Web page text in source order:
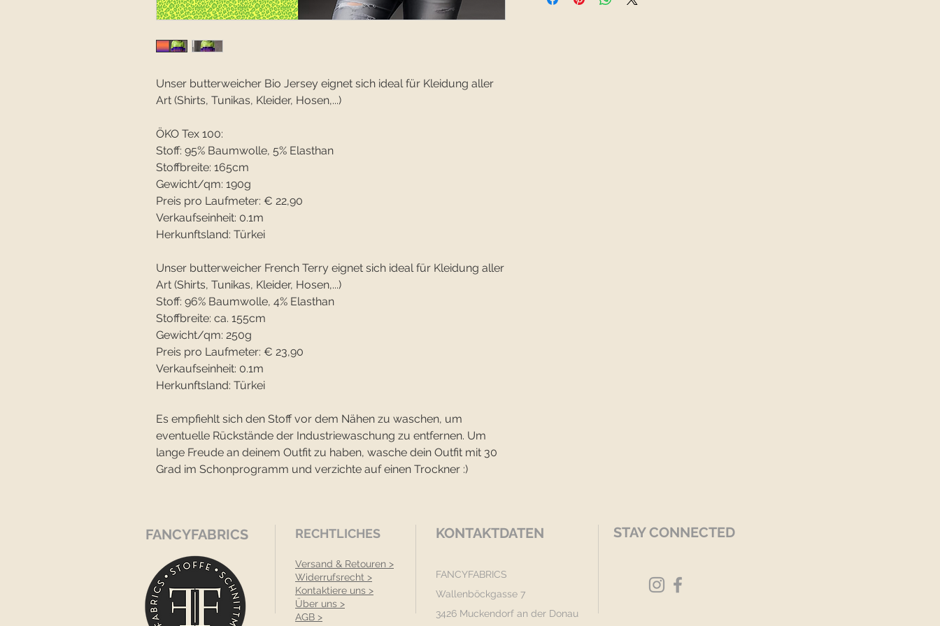
Unser butterweicher Bio Jersey eignet sich ideal für Kleidung aller
Art (Shirts, Tunikas, Kleider, Hosen,...)
ÖKO Tex 100:
Stoff: 95% Baumwolle, 5% Elasthan
Stoffbreite: 165cm
Gewicht/qm: 190g
Preis pro Laufmeter: € 22,90
Verkaufseinheit: 0.1m
Herkunftsland: Türkei
Unser butterweicher French Terry eignet sich ideal für Kleidung aller
Art (Shirts, Tunikas, Kleider, Hosen,...)
Stoff: 96% Baumwolle, 4% Elasthan
Stoffbreite: ca. 155cm
Gewicht/qm: 250g
Preis pro Laufmeter: € 23,90
Verkaufseinheit: 0.1m
Herkunftsland: Türkei
Es empfiehlt sich den Stoff vor dem Nähen zu waschen, um
eventuelle Rückstände der Industriewaschung zu entfernen. Um
lange Freude an deinem Outfit zu haben, wasche dein Outfit mit 30
Grad im Schonprogramm und verzichte auf einen Trockner :)
FANCYFABRICS RECHTLICHES
Versand & Retouren >
Widerrufsrecht >
Kontaktiere uns >
Über uns >
AGB >
KONTAKTDATEN
FANCYFABRICS
Wallenböckgasse 7
3426 Muckendorf an der Donau
STAY CONNECTED